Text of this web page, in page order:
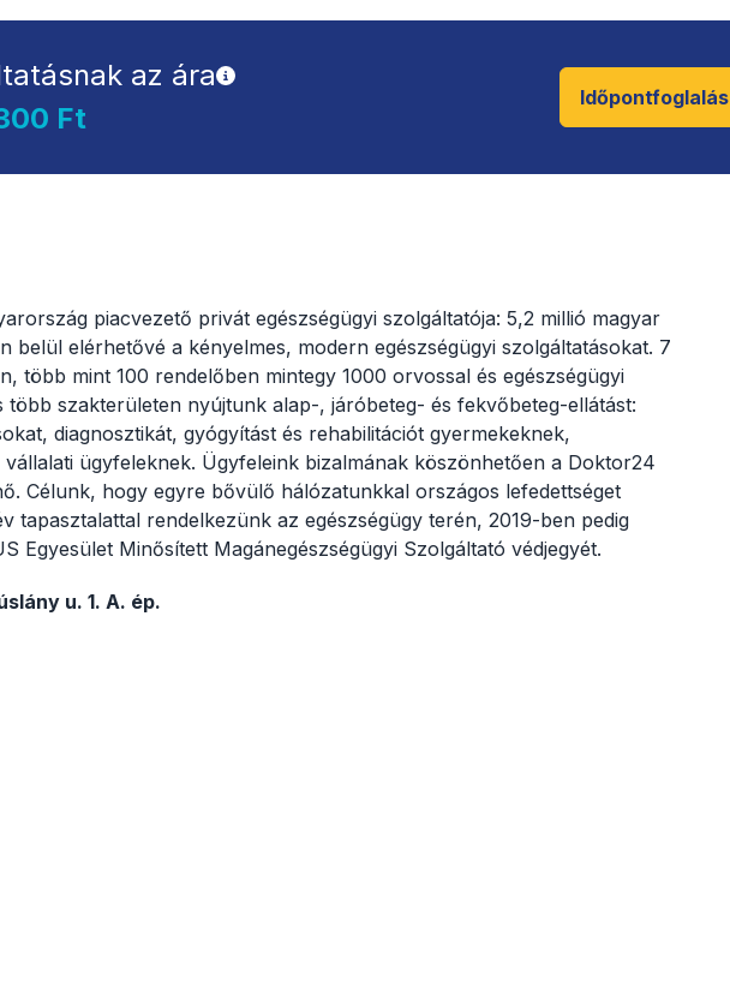
az ára
Ft
Időpontfoglalás
piacvezető privát egészségügyi szolgáltatója: 5,2 millió magyar
belül elérhetővé a kényelmes, modern egészségügyi szolgáltatásokat. 7
több mint 100 rendelőben mintegy 1000 orvossal és egészségügyi
több szakterületen nyújtunk alap-, járóbeteg- és fekvőbeteg-ellátást:
diagnosztikát, gyógyítást és rehabilitációt gyermekeknek,
ügyfeleknek. Ügyfeleink bizalmának köszönhetően a Doktor24
Célunk, hogy egyre bővülő hálózatunkkal országos lefedettséget
tapasztalattal rendelkezünk az egészségügy terén, 2019-ben pedig
Egyesület Minősített Magánegészségügyi Szolgáltató védjegyét.
u. 1. A. ép.